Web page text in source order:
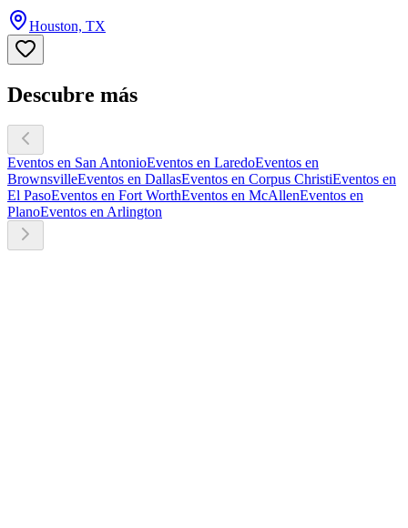
Houston, TX
Descubre más
Eventos en San AntonioEventos en LaredoEventos en
BrownsvilleEventos en DallasEventos en Corpus ChristiEventos en
El PasoEventos en Fort WorthEventos en McAllenEventos en
PlanoEventos en Arlington